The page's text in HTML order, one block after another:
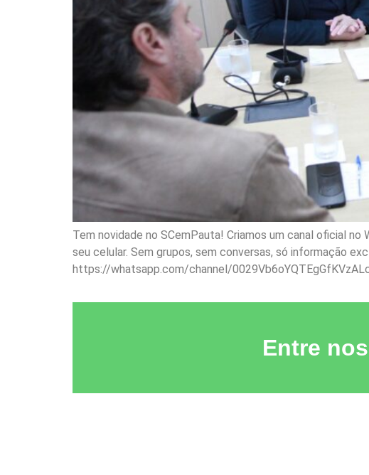
Tem novidade no SCemPauta! Criamos um canal oficial
seu celular. Sem grupos, sem conversas, só informação
https://whatsapp.com/channel/
Entre